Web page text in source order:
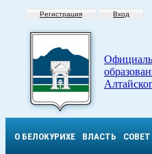
Регистрация Вход
О БЕЛОКУРИХЕ ВЛАСТЬ